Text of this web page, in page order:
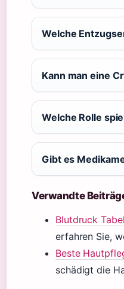
Welche
Kann man eine
Welche Rolle
Gibt es
Verwandte
Blutdruck
erfahren Sie,
Beste
schädigt die